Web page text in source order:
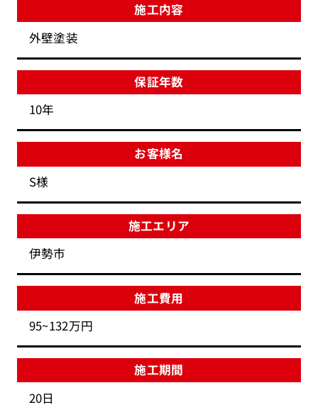
施工内容
外壁塗装
保証年数
10年
お客様名
S様
施工エリア
伊勢市
施工費用
95~132万円
施工期間
20日